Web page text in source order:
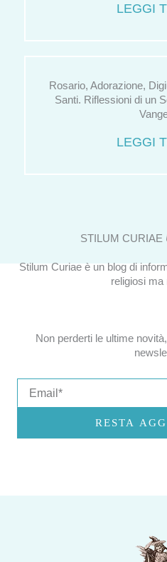
LEGGI
Rosario, Adorazione,
Santi. Riflessioni di un
LEGGI
STILUM CURIAE
Stilum Curiae è un blog di
religiosi ma
Non perderti le ultime
RESTA